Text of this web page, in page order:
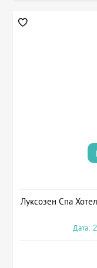
Луксозен Спа
Дата: